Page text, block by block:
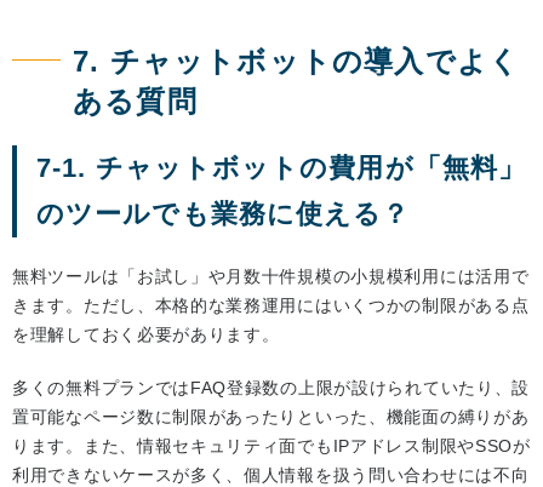
7. チャットボットの導入でよく
ある質問
7-1. チャットボットの費用が「無料」
のツールでも業務に使える？
無料ツールは「お試し」や月数十件規模の小規模利用には活用で
きます。ただし、本格的な業務運用にはいくつかの制限がある点
を理解しておく必要があります。
多くの無料プランではFAQ登録数の上限が設けられていたり、設
置可能なページ数に制限があったりといった、機能面の縛りがあ
ります。また、情報セキュリティ面でもIPアドレス制限やSSOが
利用できないケースが多く、個人情報を扱う問い合わせには不向